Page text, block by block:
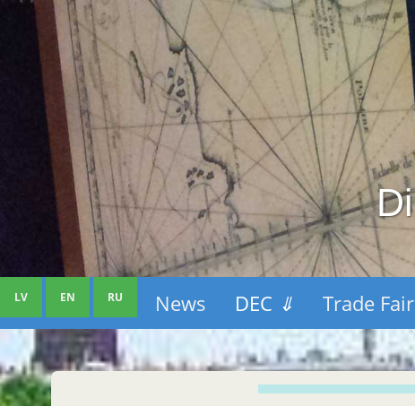
LV EN RU News DEC ⇓ Trade